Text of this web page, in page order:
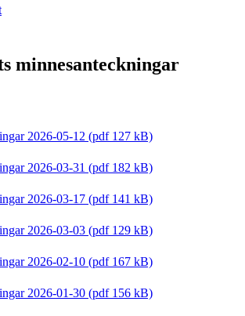
minnesanteckningar
2026-05-12 (pdf 127 kB)
2026-03-31 (pdf 182 kB)
2026-03-17 (pdf 141 kB)
2026-03-03 (pdf 129 kB)
2026-02-10 (pdf 167 kB)
2026-01-30 (pdf 156 kB)